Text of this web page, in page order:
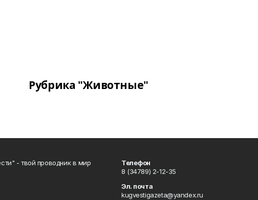
Рубрика "Животные"
- твой проводник в мир
Телефон
8 (34789) 2-12-35
Эл. почта
kugvestigazeta@yandex.ru